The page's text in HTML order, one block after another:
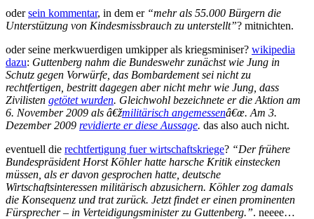
odersein kommentar, in dem er “mehr als 55.000 Bürgern die
Unterstützung von Kindesmissbrauch zu unterstellt”? mitnichten.
oder seine merkwuerdigen umkipper als kriegsminiser? wikipedia
dazu: Guttenberg nahm die Bundeswehr zunächst wie Jung in
Schutz gegen Vorwürfe, das Bombardement sei nicht zu
rechtfertigen, bestritt dagegen aber nicht mehr wie Jung, dass
Zivilisten getötet wurden. Gleichwohl bezeichnete er die Aktion am
6. November 2009 als â€žmilitärisch angemessenâ€œ. Am 3.
Dezember 2009 revidierte er diese Aussage. das also auch nicht.
eventuell die rechtfertigung fuer wirtschaftskriege? “Der frühere
Bundespräsident Horst Köhler hatte harsche Kritik einstecken
müssen, als er davon gesprochen hatte, deutsche
Wirtschaftsinteressen militärisch abzusichern. Köhler zog damals
die Konsequenz und trat zurück. Jetzt findet er einen prominenten
Fürsprecher – in Verteidigungsminister zu Guttenberg.”. neeee…